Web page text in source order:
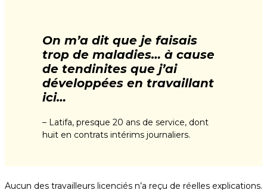
On m’a dit que je faisais
trop de maladies… à cause
de tendinites que j’ai
développées en travaillant
ici…
– Latifa, presque 20 ans de service, dont
huit en contrats intérims journaliers.
Aucun des travailleurs licenciés n’a reçu de réelles explications.